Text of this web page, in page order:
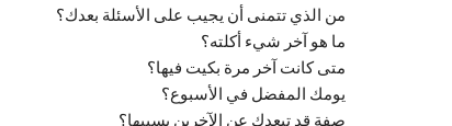
من الذي تتمنى أن يجيب على الأسئلة بعدك؟
ما هو آخر شيء أكلته؟
متى كانت آخر مرة بكيت فيها؟
يومك المفضل في الأسبوع؟
صفة قد تبعدك عن الآخرين بسببها؟